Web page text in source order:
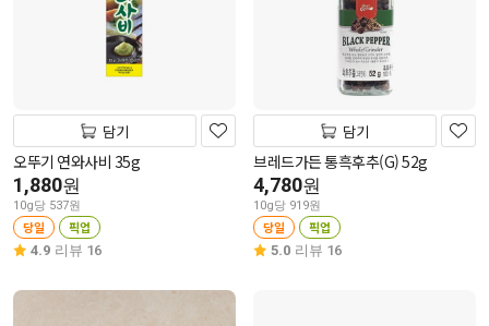
담기
오뚜기 연와사비 35g
1,880원
10g당 537원
당일 픽업
4.9 리뷰 16
담기
브레드가든 통흑후추(G) 52g
4,780원
10g당 919원
당일 픽업
5.0 리뷰 16